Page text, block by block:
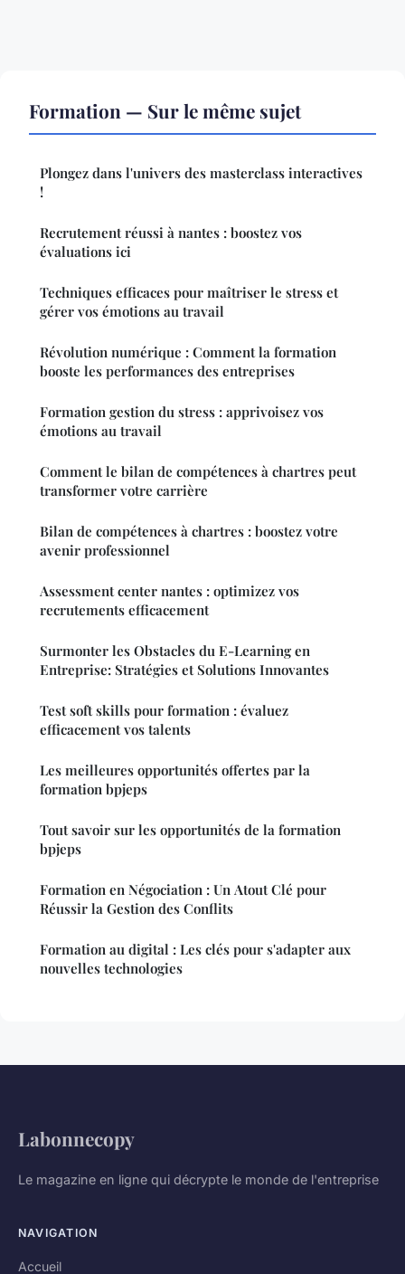
Formation — Sur le même sujet
Plongez dans l'univers des masterclass interactives
!
Recrutement réussi à nantes : boostez vos
évaluations ici
Techniques efficaces pour maîtriser le stress et
gérer vos émotions au travail
Révolution numérique : Comment la formation
booste les performances des entreprises
Formation gestion du stress : apprivoisez vos
émotions au travail
Comment le bilan de compétences à chartres peut
transformer votre carrière
Bilan de compétences à chartres : boostez votre
avenir professionnel
Assessment center nantes : optimizez vos
recrutements efficacement
Surmonter les Obstacles du E-Learning en
Entreprise: Stratégies et Solutions Innovantes
Test soft skills pour formation : évaluez
efficacement vos talents
Les meilleures opportunités offertes par la
formation bpjeps
Tout savoir sur les opportunités de la formation
bpjeps
Formation en Négociation : Un Atout Clé pour
Réussir la Gestion des Conflits
Formation au digital : Les clés pour s'adapter aux
nouvelles technologies
Labonnecopy
Le magazine en ligne qui décrypte le monde de l'entreprise
NAVIGATION
Accueil